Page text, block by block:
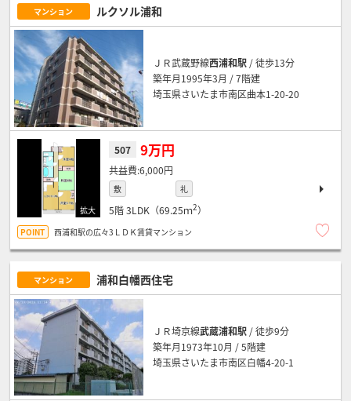
マンション ルクソル浦和
ＪＲ武蔵野線西浦和駅 / 徒歩13分
築年月1995年3月 / 7階建
埼玉県さいたま市南区曲本1-20-20
507 9万円
6,000円
敷 礼
5階3LDK（69.25ｍ2）
西浦和駅の広々3ＬＤＫ賃貸マンション
マンション 浦和白幡西住宅
ＪＲ埼京線武蔵浦和駅 / 徒歩9分
築年月1973年10月 / 5階建
埼玉県さいたま市南区白幡4-20-1